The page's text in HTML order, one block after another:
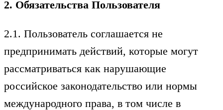
2. Обязательства Пользователя
2.1. Пользователь соглашается не
предпринимать действий, которые могут
рассматриваться как нарушающие
российское законодательство или нормы
международного права, в том числе в